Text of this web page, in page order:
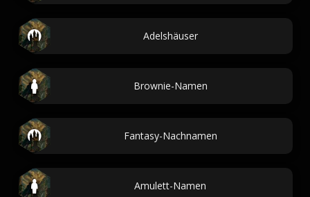
Adelshäuser
Brownie-Namen
Fantasy-Nachnamen
Amulett-Namen